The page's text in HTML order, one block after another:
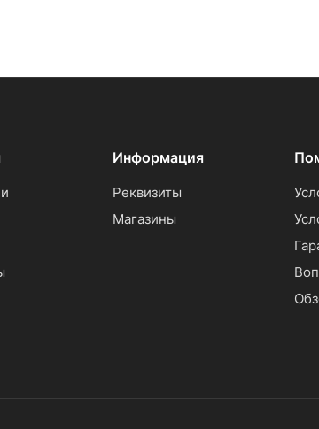
Информация
Реквизиты
Магазины